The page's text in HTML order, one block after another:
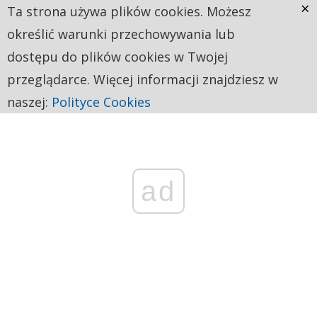
ad
Ta strona używa plików cookies. Możesz
określić warunki przechowywania lub
dostępu do plików cookies w Twojej
przeglądarce. Więcej informacji znajdziesz w
naszej: Polityce Cookies
×